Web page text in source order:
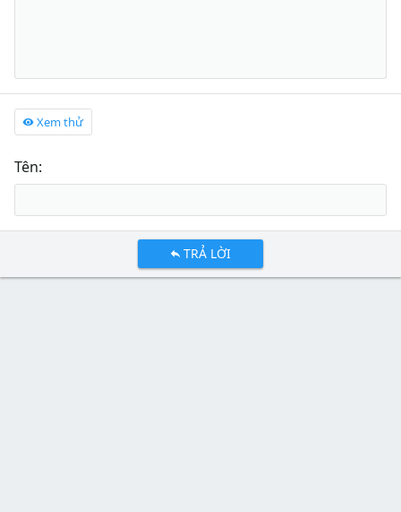
Xem thử
Tên
TRẢ LỜI